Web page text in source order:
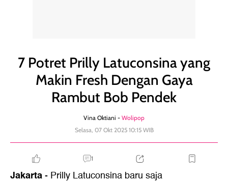
7 Potret Prilly Latuconsina yang
Makin Fresh Dengan Gaya
Rambut Bob Pendek
Vina Oktiani - Wolipop
Selasa, 07 Okt 2025 10:15 WIB
1
Jakarta- Prilly Latuconsina baru saja